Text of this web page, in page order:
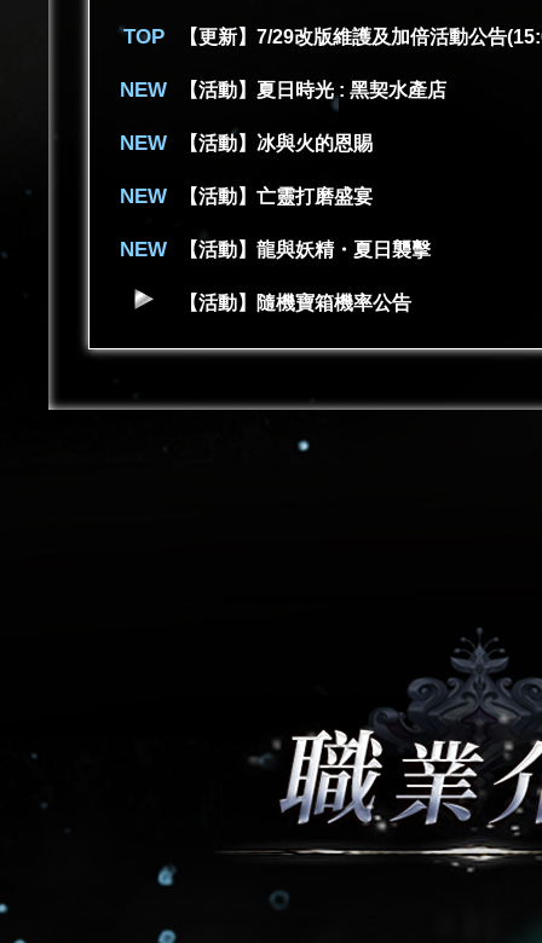
【更新】7/29改版維護及加倍活動公告
【活動】夏日時光 : 黑契水產店
【活動】冰與火的恩賜
【活動】亡靈打磨盛宴
【活動】龍與妖精・夏日襲擊
【活動】隨機寶箱機率公告